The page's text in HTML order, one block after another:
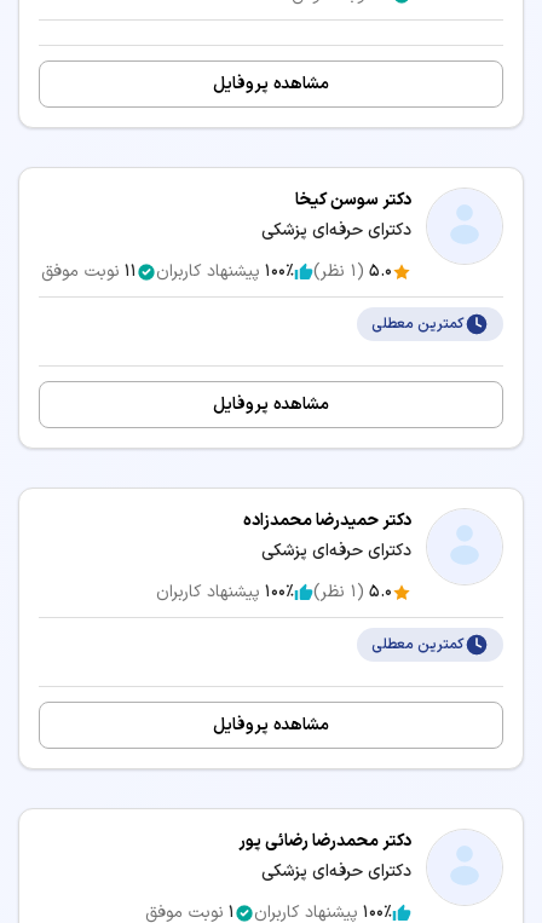
مشاهده پروفایل
دکتر سوسن کیخا
دکترای حرفه‌ای پزشکی
5.0
(
1 نظر) 100٪ پیشنهاد کاربران 11 نوبت موفق
کمترین معطلی
مشاهده پروفایل
دکتر حمیدرضا محمدزاده
دکترای حرفه‌ای پزشکی
5.0
(
1 نظر) 100٪ پیشنهاد کاربران
کمترین معطلی
مشاهده پروفایل
دکتر محمدرضا رضائی پور
دکترای حرفه‌ای پزشکی
100٪ پیشنهاد کاربران 1 نوبت موفق